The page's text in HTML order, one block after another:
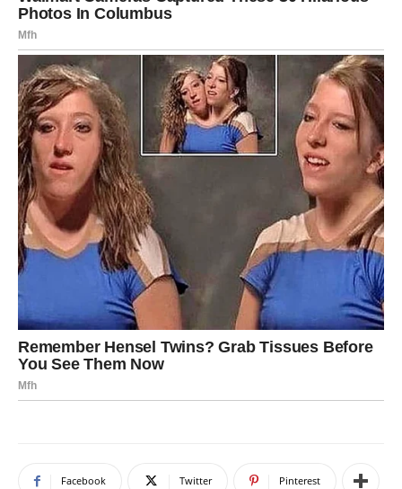
Facebook Twitter Pinterest